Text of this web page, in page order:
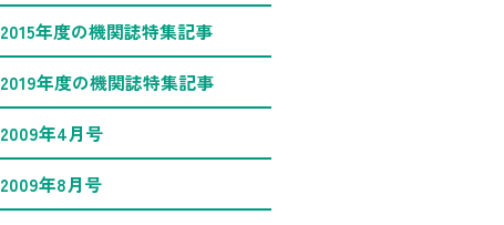
2015年度の機関誌特集記事
2019年度の機関誌特集記事
2009年4月号
2009年8月号